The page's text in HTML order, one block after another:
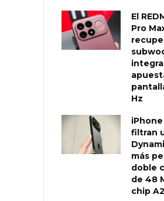
El
Pro
Hz
filtran
más
doble
de 48
chip